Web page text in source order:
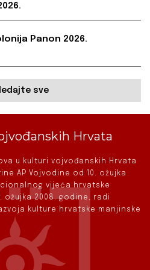
Panon 2026.
sve
Hrvata
u kulturi vojvođanskih Hrvata
AP Vojvodine od 10. ožujka
vijeća hrvatske
2008. godine, radi
kulture hrvatske manjinske